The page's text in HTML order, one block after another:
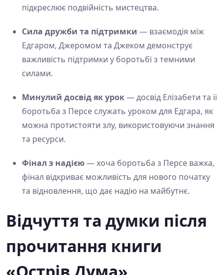
підкреслює подвійність мистецтва.
Сила дружби та підтримки — взаємодія між
Едгаром, Джеромом та Джеком демонструє
важливість підтримки у боротьбі з темними
силами.
Минулий досвід як урок— досвід Елізабети та її
боротьба з Персе служать уроком для Едгара, як
можна протистояти злу, використовуючи знання
та ресурси.
Фінал з надією— хоча боротьба з Персе важка,
фінал відкриває можливість для нового початку
та відновлення, що дає надію на майбутнє.
Відчуття та думки після
прочитання книги